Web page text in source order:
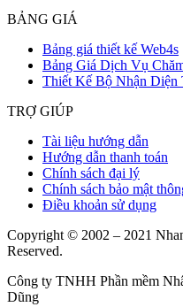
BẢNG GIÁ
Bảng giá thiết kế Web4s
Bảng Giá Dịch Vụ
Thiết Kế Bộ Nhận Diện
TRỢ GIÚP
Tài liệu hướng dẫn
Hướng dẫn thanh toán
Chính sách đại lý
Chính sách bảo mật
Điều khoản sử dụng
Copyright © 2002 – 2021
Reserved.
Công ty TNHH Phần mềm
Dũng